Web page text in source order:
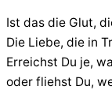
Ist das die Glut,
Die Liebe, die in
Erreichst Du je,
oder fliehst Du,